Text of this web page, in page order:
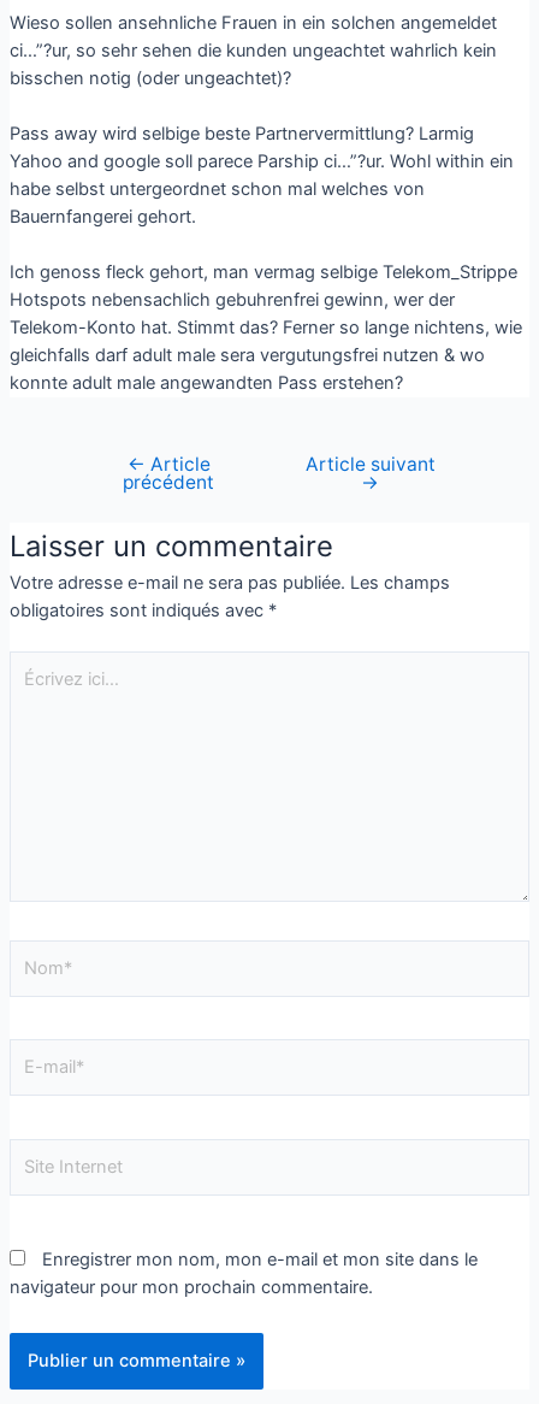
Wieso sollen ansehnliche Frauen in ein solchen angemeldet
ci…”?ur, so sehr sehen die kunden ungeachtet wahrlich kein
bisschen notig (oder ungeachtet)?
Pass away wird selbige beste Partnervermittlung? Larmig
Yahoo and google soll parece Parship ci…”?ur. Wohl within ein
habe selbst untergeordnet schon mal welches von
Bauernfangerei gehort.
Ich genoss fleck gehort, man vermag selbige Telekom_Strippe
Hotspots nebensachlich gebuhrenfrei gewinn, wer der
Telekom-Konto hat. Stimmt das? Ferner so lange nichtens, wie
gleichfalls darf adult male sera vergutungsfrei nutzen & wo
konnte adult male angewandten Pass erstehen?
← Article
précédent
Article suivant
→
Laisser un commentaire
Votre adresse e-mail ne sera pas publiée. Les champs
obligatoires sont indiqués avec *
Enregistrer mon nom, mon e-mail et mon site dans le
navigateur pour mon prochain commentaire.